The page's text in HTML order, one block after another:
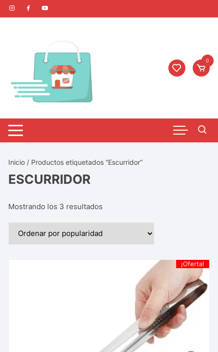
0
Inicio / Productos etiquetados “Escurridor”
ESCURRIDOR
Mostrando los 3 resultados
¡Oferta!